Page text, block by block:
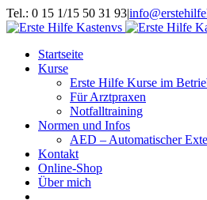
Tel.: 0 15 1/15 50 31 93|
Startseite
Kurse
Erste Hilfe Kurse im
Für Arztpraxen
Notfalltraining
Normen und Infos
AED – Automatischer
Kontakt
Online-Shop
Über mich